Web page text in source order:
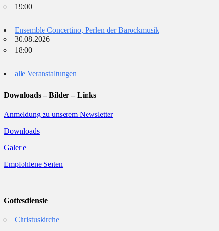
19:00
Ensemble Concertino, Perlen der Barockmusik
30.08.2026
18:00
alle Veranstaltungen
Downloads – Bilder – Links
Anmeldung zu unserem Newsletter
Downloads
Galerie
Empfohlene Seiten
Gottesdienste
Christuskirche